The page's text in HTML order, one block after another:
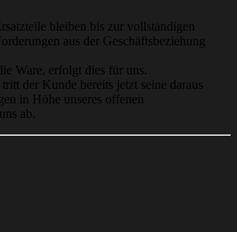
bleiben bis zur vollständigen
aus der Geschäftsbeziehung
Ware, erfolgt dies für uns.
der Kunde bereits jetzt seine daraus
in Höhe unseres offenen
ab.